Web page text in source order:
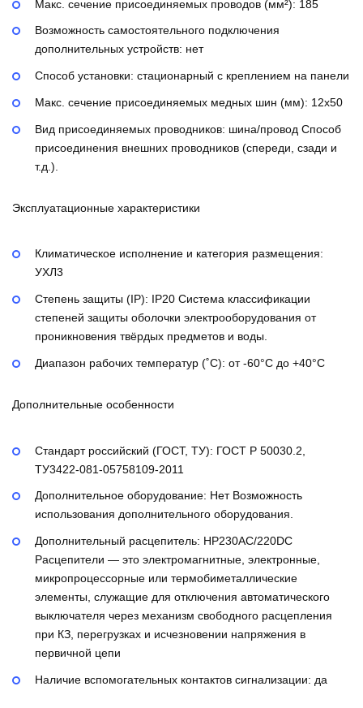
Макс. сечение присоединяемых проводов (мм²): 185
Возможность самостоятельного подключения
дополнительных устройств: нет
Способ установки: стационарный с креплением на панели
Макс. сечение присоединяемых медных шин (мм): 12х50
Вид присоединяемых проводников: шина/провод Способ
присоединения внешних проводников (спереди, сзади и
т.д.).
Эксплуатационные характеристики
Климатическое исполнение и категория размещения:
УХЛ3
Степень защиты (IP): IP20 Система классификации
степеней защиты оболочки электрооборудования от
проникновения твёрдых предметов и воды.
Диапазон рабочих температур (˚С): от -60°С до +40°С
Дополнительные особенности
Стандарт российский (ГОСТ, ТУ): ГОСТ Р 50030.2,
ТУ3422-081-05758109-2011
Дополнительное оборудование: Нет Возможность
использования дополнительного оборудования.
Дополнительный расцепитель: НР230AC/220DC
Расцепители — это электромагнитные, электронные,
микропроцессорные или термобиметаллические
элементы, служащие для отключения автоматического
выключателя через механизм свободного расцепления
при КЗ, перегрузках и исчезновении напряжения в
первичной цепи
Наличие вспомогательных контактов сигнализации: да